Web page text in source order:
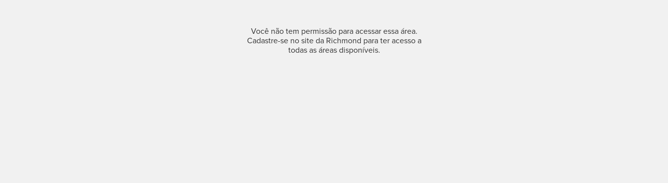
Você não tem permissão para acessar essa área.
Cadastre-se no site da Richmond para ter acesso a
todas as áreas disponíveis.